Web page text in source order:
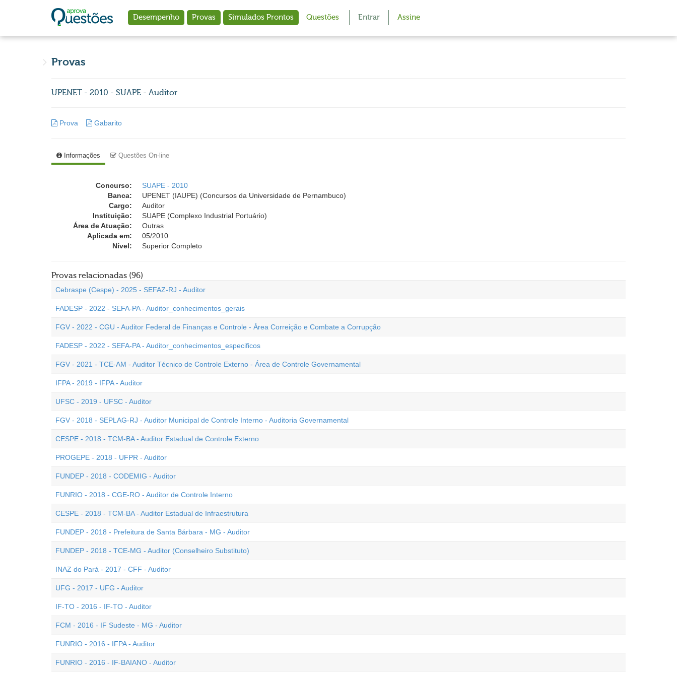
Desempenho Provas Simulados Prontos Questões Entrar Assine
Provas
UPENET - 2010 - SUAPE - Auditor
Prova Gabarito
Informações Questões On-line
Concurso:
SUAPE - 2010
Banca:
UPENET (IAUPE) (Concursos da Universidade de Pernambuco)
Cargo:
Auditor
Instituição:
SUAPE (Complexo Industrial Portuário)
Área de Atuação:
Outras
Aplicada em:
05/2010
Nível:
Superior Completo
Provas relacionadas (96)
Cebraspe (Cespe) - 2025 - SEFAZ-RJ - Auditor
FADESP - 2022 - SEFA-PA - Auditor_conhecimentos_gerais
FGV - 2022 - CGU - Auditor Federal de Finanças e Controle - Área Correição e Combate a Corrupção
FADESP - 2022 - SEFA-PA - Auditor_conhecimentos_especificos
FGV - 2021 - TCE-AM - Auditor Técnico de Controle Externo - Área de Controle Governamental
IFPA - 2019 - IFPA - Auditor
UFSC - 2019 - UFSC - Auditor
FGV - 2018 - SEPLAG-RJ - Auditor Municipal de Controle Interno - Auditoria Governamental
CESPE - 2018 - TCM-BA - Auditor Estadual de Controle Externo
PROGEPE - 2018 - UFPR - Auditor
FUNDEP - 2018 - CODEMIG - Auditor
FUNRIO - 2018 - CGE-RO - Auditor de Controle Interno
CESPE - 2018 - TCM-BA - Auditor Estadual de Infraestrutura
FUNDEP - 2018 - Prefeitura de Santa Bárbara - MG - Auditor
FUNDEP - 2018 - TCE-MG - Auditor (Conselheiro Substituto)
INAZ do Pará - 2017 - CFF - Auditor
UFG - 2017 - UFG - Auditor
IF-TO - 2016 - IF-TO - Auditor
FCM - 2016 - IF Sudeste - MG - Auditor
FUNRIO - 2016 - IFPA - Auditor
FUNRIO - 2016 - IF-BAIANO - Auditor